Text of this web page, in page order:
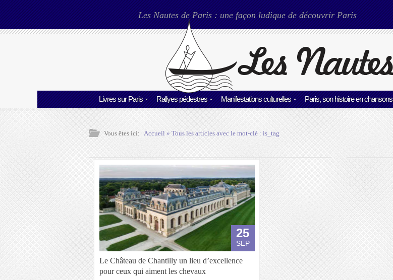
Les Nautes de Paris : une façon ludique de découvrir Paris
Livres sur Paris Rallyes pédestres Manifestations culturelles Paris, son histoire en chansons
Vous êtes ici: Accueil» Tous les articles avec le mot-clé :is_tag
25
SEP
Le Château de Chantilly un lieu d’excellence
pour ceux qui aiment les chevaux